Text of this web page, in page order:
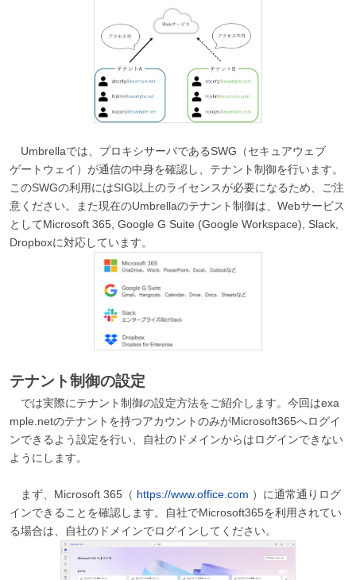
Umbrellaでは、プロキシサーバであるSWG（セキュアウェブ
ゲートウェイ）が通信の中身を確認し、テナント制御を行います。
このSWGの利用にはSIG以上のライセンスが必要になるため、ご注
意ください。また現在のUmbrellaのテナント制御は、Webサービス
としてMicrosoft 365, Google G Suite (Google Workspace), Slack,
Dropboxに対応しています。
テナント制御の設定
では実際にテナント制御の設定方法をご紹介します。今回はexa
mple.netのテナントを持つアカウントのみがMicrosoft365へログイ
ンできるよう設定を行い、自社のドメインからはログインできない
ようにします。
まず、Microsoft 365（ https://www.office.com ）に通常通りログ
インできることを確認します。自社でMicrosoft365を利用されてい
る場合は、自社のドメインでログインしてください。